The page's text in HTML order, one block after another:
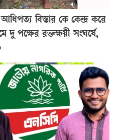
বিস্তার কে কেন্দ্র করে
দু পক্ষের রক্তক্ষয়ী সংঘর্ষে,